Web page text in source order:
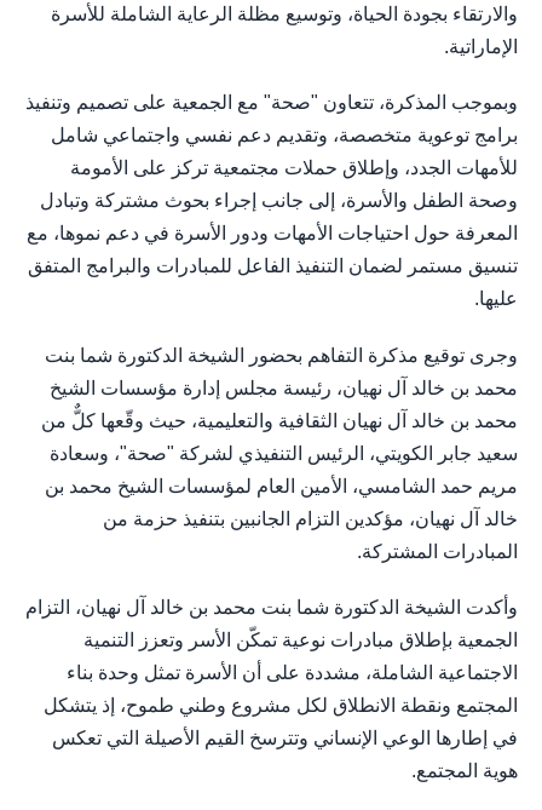
والارتقاء بجودة الحياة، وتوسيع مظلة الرعاية الشاملة للأسرة
الإماراتية.
وبموجب المذكرة، تتعاون "صحة" مع الجمعية على تصميم وتنفيذ
برامج توعوية متخصصة، وتقديم دعم نفسي واجتماعي شامل
للأمهات الجدد، وإطلاق حملات مجتمعية تركز على الأمومة
وصحة الطفل والأسرة، إلى جانب إجراء بحوث مشتركة وتبادل
المعرفة حول احتياجات الأمهات ودور الأسرة في دعم نموها، مع
تنسيق مستمر لضمان التنفيذ الفاعل للمبادرات والبرامج المتفق
عليها.
وجرى توقيع مذكرة التفاهم بحضور الشيخة الدكتورة شما بنت
محمد بن خالد آل نهيان، رئيسة مجلس إدارة مؤسسات الشيخ
محمد بن خالد آل نهيان الثقافية والتعليمية، حيث وقّعها كلٌّ من
سعيد جابر الكويتي، الرئيس التنفيذي لشركة "صحة"، وسعادة
مريم حمد الشامسي، الأمين العام لمؤسسات الشيخ محمد بن
خالد آل نهيان، مؤكدين التزام الجانبين بتنفيذ حزمة من
المبادرات المشتركة.
وأكدت الشيخة الدكتورة شما بنت محمد بن خالد آل نهيان، التزام
الجمعية بإطلاق مبادرات نوعية تمكّن الأسر وتعزز التنمية
الاجتماعية الشاملة، مشددة على أن الأسرة تمثل وحدة بناء
المجتمع ونقطة الانطلاق لكل مشروع وطني طموح، إذ يتشكل
في إطارها الوعي الإنساني وتترسخ القيم الأصيلة التي تعكس
هوية المجتمع.